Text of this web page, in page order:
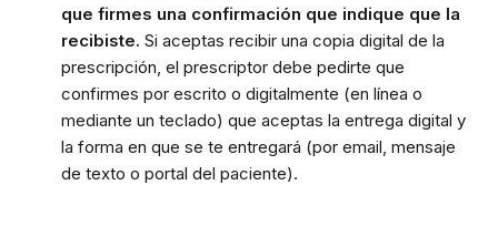
que firmes una confirmación que indique que la
recibiste. Si aceptas recibir una copia digital de la
prescripción, el prescriptor debe pedirte que
confirmes por escrito o digitalmente (en línea o
mediante un teclado) que aceptas la entrega digital y
la forma en que se te entregará (por email, mensaje
de texto o portal del paciente).